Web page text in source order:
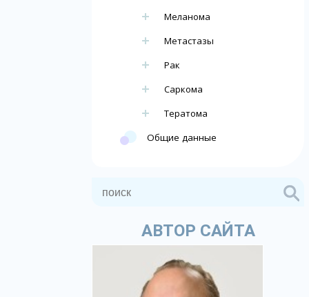
Меланома
Метастазы
Рак
Саркома
Тератома
Общие данные
АВТОР САЙТА